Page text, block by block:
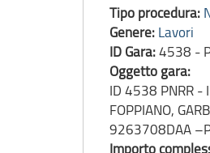
gara
attiva)
Tipo procedura:
Genere: Lavori
ID Gara:4538 -
Oggetto gara:
ID 4538 PNRR -
FOPPIANO,
9263708DAA
Importo